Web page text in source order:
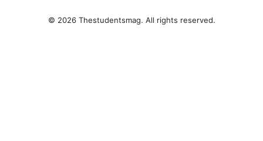
© 2026 Thestudentsmag. All rights reserved.